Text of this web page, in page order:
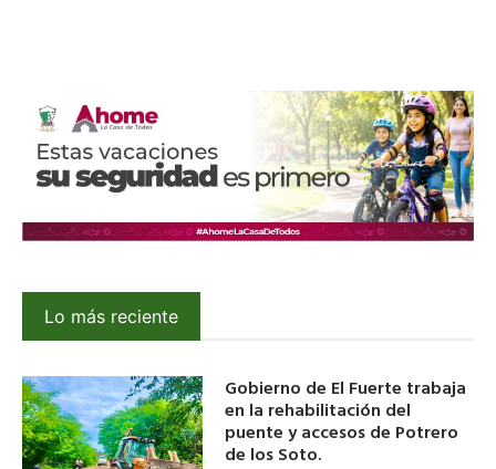
Lo más reciente
Gobierno de El Fuerte trabaja
en la rehabilitación del
puente y accesos de Potrero
de los Soto.